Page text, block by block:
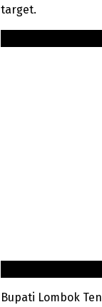
target.
Bupati Lombok